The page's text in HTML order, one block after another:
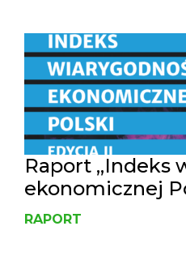
Raport „Indeks
ekonomicznej
RAPORT